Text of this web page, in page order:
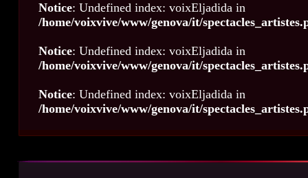
Notice: Undefined index: voixEljadida in
/home/voixvive/www/genova/it/
Notice: Undefined index: voixEljadida in
/home/voixvive/www/genova/it/
Notice: Undefined index: voixEljadida in
/home/voixvive/www/genova/it/